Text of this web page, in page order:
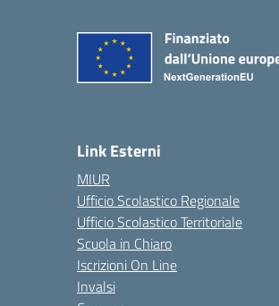
Link Esterni
MIUR
Ufficio Scolastico Regionale
Ufficio Scolastico Territoriale
Scuola in Chiaro
Iscrizioni On Line
Invalsi